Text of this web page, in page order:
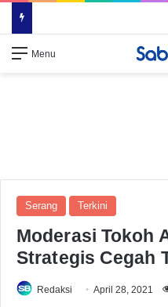
Menu
Serang Terkini
Moderasi Tokoh
Strategis Cegah
Redaksi April 28, 2021